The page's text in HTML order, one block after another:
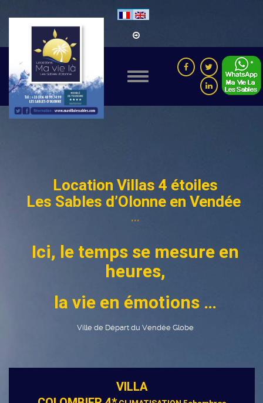
Location Villas 4 étoiles
Les Sables d’Olonne en Vendée
***
Ici, le temps se mesure en
heures,
la vie en émotions …
Ville de Départ du Vendée Globe
VILLA